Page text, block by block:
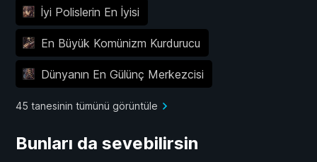
İyi Polislerin En İyisi
En Büyük Komünizm Kurdurucu
Dünyanın En Gülünç Merkezcisi
45 tanesinin tümünü görüntüle
Bunları da sevebilirsin